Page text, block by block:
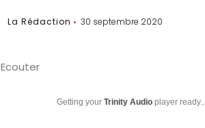
La Rédaction 30 septembre 2020
Ecouter
Getting your Trinity Audioplayer